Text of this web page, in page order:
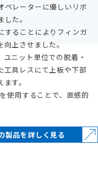
ペレーターに優しいリボ
た。
することによりフィンガ
上させました。
ニット単位での脱着・
工具レスにて上板や下部
す。
使用することで、直感的
製品を詳しく見る